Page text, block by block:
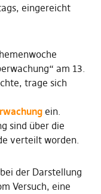
eingereicht
am 13.
trage sich
ein.
sind über die
verteilt worden.
der Darstellung
Versuch, eine